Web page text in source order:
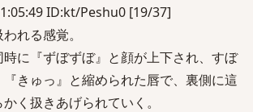
ID:kt/Peshu0 [19/37]
れる感覚。
に『ずぼずぼ』と顔が上下され、すぼ
きゅっ』と縮められた唇で、裏側に這
く扱きあげられていく。